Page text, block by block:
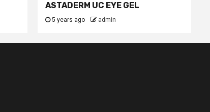
ASTADERM UC EYE GEL
5 years ago admin